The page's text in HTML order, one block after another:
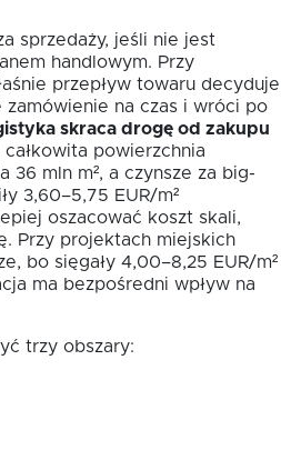
sprzedaży, jeśli nie jest
handlowym. Przy
przepływ towaru decyduje
na czas i wróci po
skraca drogę od zakupu
powierzchnia
36 mln m², a czynsze za big-
3,60–5,75 EUR/m²
oszacować koszt skali,
Przy projektach miejskich
bo sięgały 4,00–8,25 EUR/m²
ma bezpośredni wpływ na
trzy obszary: